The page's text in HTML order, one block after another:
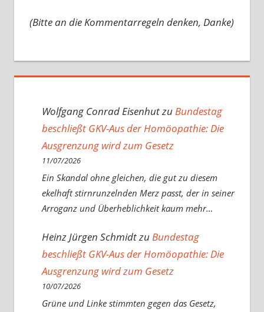
(Bitte an die Kommentarregeln denken, Danke)
Wolfgang Conrad Eisenhutzu Bundestag
beschließt GKV-Aus der Homöopathie: Die
Ausgrenzung wird zum Gesetz
11/07/2026
Ein Skandal ohne gleichen, die gut zu diesem
ekelhaft stirnrunzelnden Merz passt, der in seiner
Arroganz und Überheblichkeit kaum mehr…
Heinz Jürgen SchmidtzuBundestag
beschließt GKV-Aus der Homöopathie: Die
Ausgrenzung wird zum Gesetz
10/07/2026
Grüne und Linke stimmten gegen das Gesetz,